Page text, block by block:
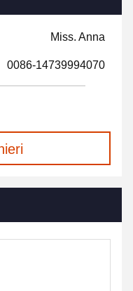
Miss. Anna
0086-14739994070